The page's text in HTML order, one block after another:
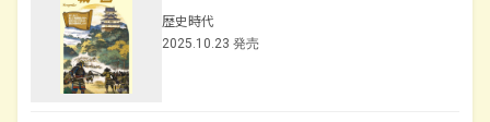
歴史時代
2025.10.23 発売